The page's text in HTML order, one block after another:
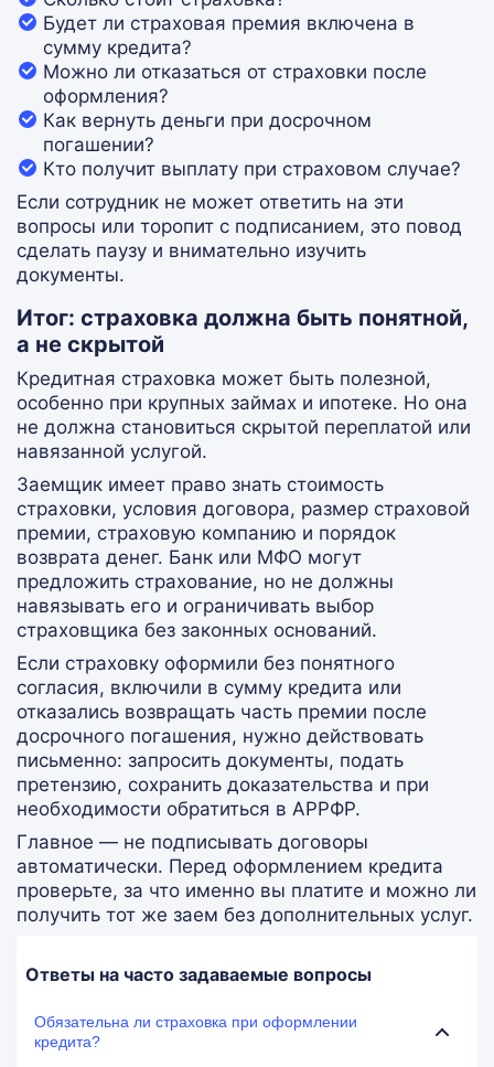
Будет ли страховая премия включена в
сумму кредита?
Можно ли отказаться от страховки после
оформления?
Как вернуть деньги при досрочном
погашении?
Кто получит выплату при страховом случае?
Если сотрудник не может ответить на эти
вопросы или торопит с подписанием, это повод
сделать паузу и внимательно изучить
документы.
Итог: страховка должна быть понятной,
а не скрытой
Кредитная страховка может быть полезной,
особенно при крупных займах и ипотеке. Но она
не должна становиться скрытой переплатой или
навязанной услугой.
Заемщик имеет право знать стоимость
страховки, условия договора, размер страховой
премии, страховую компанию и порядок
возврата денег. Банк или МФО могут
предложить страхование, но не должны
навязывать его и ограничивать выбор
страховщика без законных оснований.
Если страховку оформили без понятного
согласия, включили в сумму кредита или
отказались возвращать часть премии после
досрочного погашения, нужно действовать
письменно: запросить документы, подать
претензию, сохранить доказательства и при
необходимости обратиться в АРРФР.
Главное — не подписывать договоры
автоматически. Перед оформлением кредита
проверьте, за что именно вы платите и можно ли
получить тот же заем без дополнительных услуг.
Ответы на часто задаваемые вопросы
Обязательна ли страховка при оформлении
кредита?